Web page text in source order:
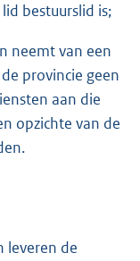
bestuurslid is;
neemt van een
provincie geen
aan die
opzichte van de
leveren de